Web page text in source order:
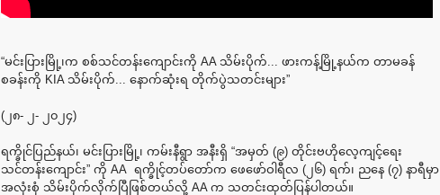
“မင်းပြားမြို့၊က စစ်သင်တန်းကျောင်းကို AA သိမ်းပိုက်... ဖားကန့်မြို့နယ်က တာမခန်
စခန်းကို KIA သိမ်းပိုက်... နောက်ဆုံးရ တိုက်ပွဲသတင်းများ”
(၂၈- ၂- ၂၀၂၄)
ရက္ခိုင်ပြည်နယ်၊ မင်းပြားမြို့၊ ကမ်းနီရွာ အနီးရှိ “အမှတ် (၉) တိုင်းဗဟိုလေ့ကျင့်ရေး
သင်တန်းကျောင်း” ကို AA ရက္ခိုင့်တပ်တော်က ဖေဖော်ဝါရီလ (၂၆) ရက်၊ ညနေ (၇) နာရီမှာ
အလုံးစုံ သိမ်းပိုက်လိုက်ပြီဖြစ်တယ်လို့ AA က သတင်းထုတ်ပြန်ပါတယ်။